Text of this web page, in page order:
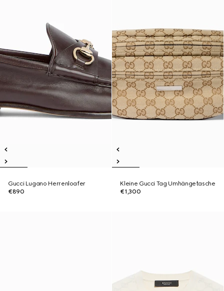
Gucci Lugano Herrenloafer
€890
Kleine Gucci Tag Umhängetasche
€1,300